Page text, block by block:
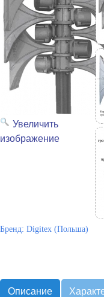
Увеличить
изображение
Бренд: Digitex (Польша)
Описание